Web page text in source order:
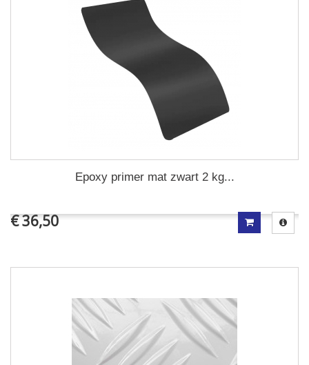
Epoxy primer mat zwart 2 kg...
€ 36,50